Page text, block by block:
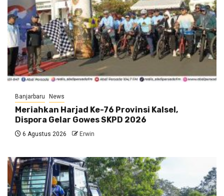
Banjarbaru News
Meriahkan Harjad Ke-76 Provinsi Kalsel,
Dispora Gelar Gowes SKPD 2026
6 Agustus 2026 Erwin